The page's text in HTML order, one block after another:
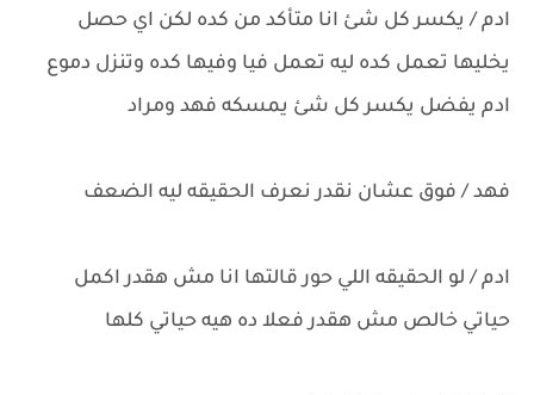
ادم / يكسر كل شئ انا متأكد من كده لكن اي حصل
يخليها تعمل كده ليه تعمل فيا وفيها كده وتنزل دموع
ادم يفضل يكسر كل شئ يمسكه فهد ومراد
فهد / فوق عشان نقدر نعرف الحقيقه ليه الضعف
ادم / لو الحقيقه اللي حور قالتها انا مش هقدر اكمل
حياتي خالص مش هقدر فعلا ده هيه حياتي كلها